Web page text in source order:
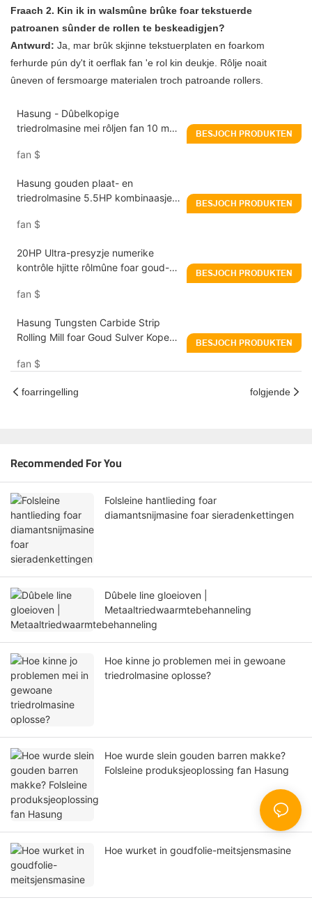
Fraach 2. Kin ik in walsmûne brûke foar tekstuerde
patroanen sûnder de rollen te beskeadigjen?
Antwurd: Ja, mar brûk skjinne tekstuerplaten en foarkom
ferhurde pún dy't it oerflak fan 'e rol kin deukje. Rôlje noait
ûneven of fersmoarge materialen troch patroande rollers.
Hasung - Dûbelkopige
triedrolmasine mei rôljen fan 10 mm
fan $
BESJOCH PRODUKTEN
Hasung gouden plaat- en
triedrolmasine 5.5HP kombinaasje
fan $
BESJOCH PRODUKTEN
20HP Ultra-presyzje numerike
kontrôle hjitte rôlmûne foar goud-
fan $
BESJOCH PRODUKTEN
Hasung Tungsten Carbide Strip
Rolling Mill foar Goud Sulver Koper
fan $
BESJOCH PRODUKTEN
foarringelling folgjende
Recommended For You
Folsleine hantlieding foar
diamantsnijmasine foar sieradenkettingen
Dûbele line gloeioven |
Metaaltriedwaarmtebehanneling
Hoe kinne jo problemen mei in gewoane
triedrolmasine oplosse?
Hoe wurde slein gouden barren makke?
Folsleine produksjeoplossing fan Hasung
Hoe wurket in goudfolie-meitsjensmasine